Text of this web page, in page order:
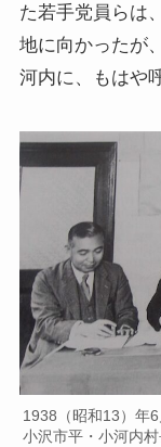
た若手党員らは
地に向かったが
河内に、もはや
1938（昭和13）年
小沢市平・小河内